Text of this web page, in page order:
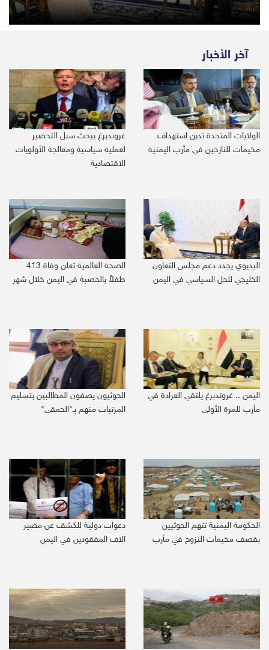
اليمن
آخر الأخبار
الولايات المتحدة تدين استهداف
مخيمات للنازحين في مأرب اليمنية
غروندبرغ يبحث سبل التحضير
لعملية سياسية ومعالجة الأولويات
الاقتصادية
البديوي يجدد دعم مجلس التعاون
الخليجي للحل السياسي في اليمن
الصحة العالمية تعلن وفاة 413
طفلاً بالحصبة في اليمن خلال شهر
اليمن .. غروندبرغ يلتقي العرادة في
مأرب للمرة الأولى
الحوثيون يصفون المطالبين بتسليم
المرتبات منهم بـ"الحمقى"
الحكومة اليمنية تتهم الحوثيين
بقصف مخيمات النزوح في مأرب
دعوات دولية للكشف عن مصير
آلاف المفقودين في اليمن